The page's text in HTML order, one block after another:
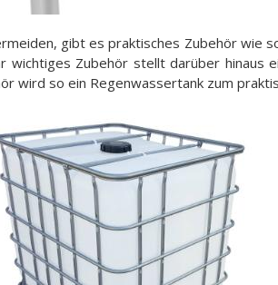
gibt es praktisches Zubehör wie
wichtiges Zubehör stellt darüber hinaus
wird so ein Regenwassertank zum